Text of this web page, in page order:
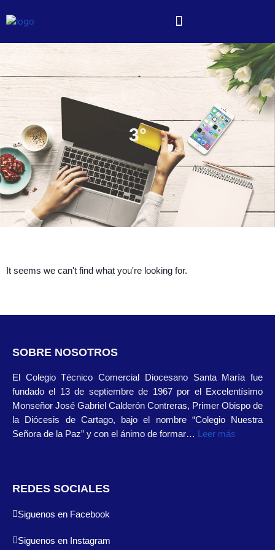
3°
It seems we can't find what you're looking for.
SOBRE NOSOTROS
El Colegio Técnico Comercial Diocesano Santa María fue
fundado el 13 de septiembre de 1967 por el Excelentísimo
Monseñor José Gabriel Calderón Contreras, Primer Obispo de
la Diócesis de Cartago, bajo el nombre “Colegio Nuestra
Señora de la Paz” y con el ánimo de formar…
Leer más
REDES SOCIALES
Siguenos en Facebook
Siguenos en Instagram